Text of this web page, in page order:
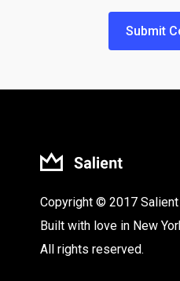
Copyright © 2017
Built with love in New
All rights reserved.